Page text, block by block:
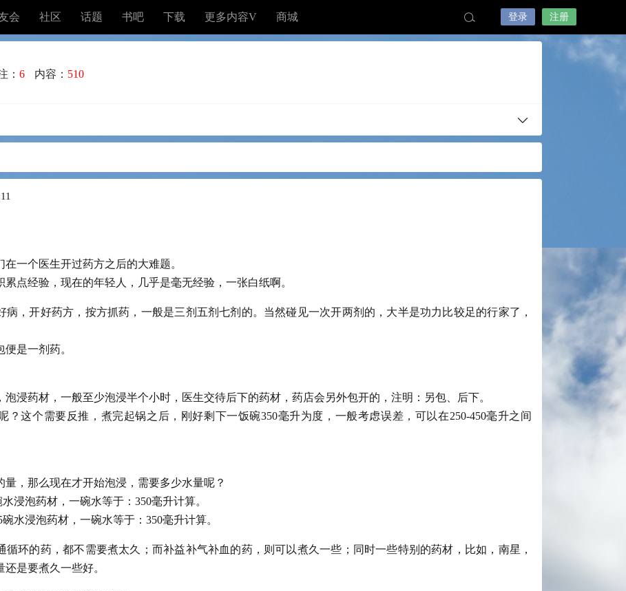
会 社区 话题 书吧 下载 更多内容V 商城 登录 注册
： 6 内容： 510
一个医生开过药方之后的大难题。
累点经验，现在的年轻人，几乎是毫无经验，一张白纸啊。
病，开好药方，按方抓药，一般是三剂五剂七剂的。当然碰见一次开两剂的，大半是功力比较足的行家了，
是一剂药。
泡浸药材，一般至少泡浸半个小时，医生交待后下的药材，药店会另外包开的，注明：另包、后下。
？这个需要反推，煮完起锅之后，刚好剩下一饭碗350毫升为度，一般考虑误差，可以在250-450毫升之间
量，那么现在才开始泡浸，需要多少水量呢？
浸泡药材，一碗水等于：350毫升计算。
水浸泡药材，一碗水等于：350毫升计算。
循环的药，都不需要煮太久；而补益补气补血的药，则可以煮久一些；同时一些特别的药材，比如，南星，
是要煮久一些好。